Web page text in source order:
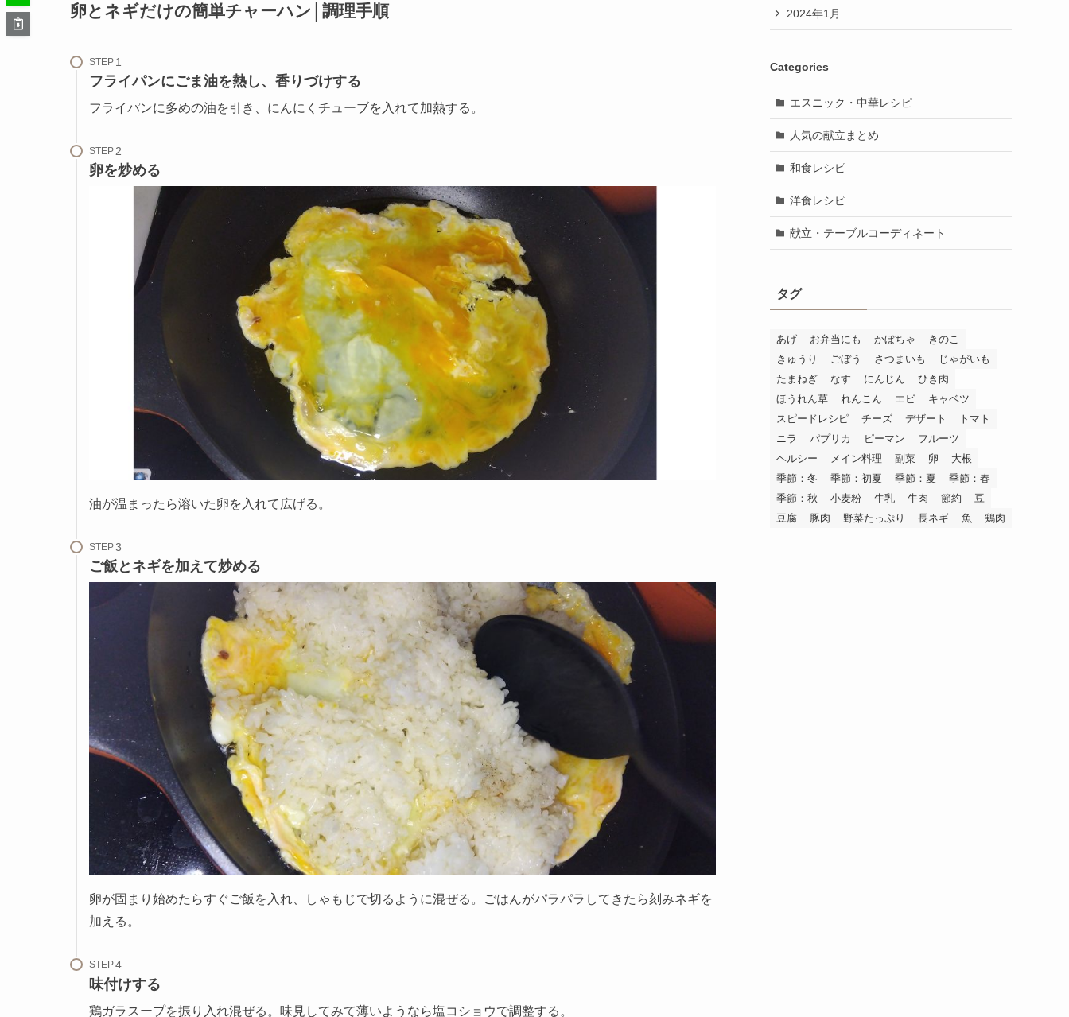
卵とネギだけの簡単チャーハン│調理手順
STEP
フライパンにごま油を熱し、香りづけする
フライパンに多めの油を引き、にんにくチューブを入れて加熱する。
STEP
卵を炒める
油が温まったら溶いた卵を入れて広げる。
STEP
ご飯とネギを加えて炒める
卵が固まり始めたらすぐご飯を入れ、しゃもじで切るように混ぜる。ごはんがパラパラしてきたら刻みネギを
加える。
STEP
味付けする
鶏ガラスープを振り入れ混ぜる。味見してみて薄いようなら塩コショウで調整する。
2024年1月
Categories
エスニック・中華レシピ
人気の献立まとめ
和食レシピ
洋食レシピ
献立・テーブルコーディネート
タグ
あげ お弁当にも かぼちゃ
きのこ
きゅうり
ごぼう さつまいも
じゃがいも
たまねぎ
なす にんじん
ひき肉
ほうれん草
れんこん エビ
キャベツ
スピードレシピ
チーズ デザート
トマト
ニラ
パプリカ ピーマン
フルーツ
ヘルシー
メイン料理 副菜 卵
大根
季節：冬
季節：初夏 季節：夏
季節：春
季節：秋
小麦粉 牛乳 牛肉 節約
豆
豆腐
豚肉 野菜たっぷり 長ネギ 魚 鶏肉